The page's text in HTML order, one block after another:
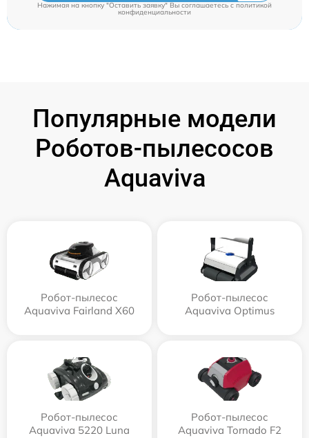
Нажимая на кнопку "Оставить заявку" Вы соглашаетесь c политикой
конфиденциальности
Популярные модели
Роботов-пылесосов
Aquaviva
Робот-пылесос
Aquaviva Fairland X60
Робот-пылесос
Aquaviva Optimus
Робот-пылесос
Aquaviva 5220 Luna
Робот-пылесос
Aquaviva Tornado F2